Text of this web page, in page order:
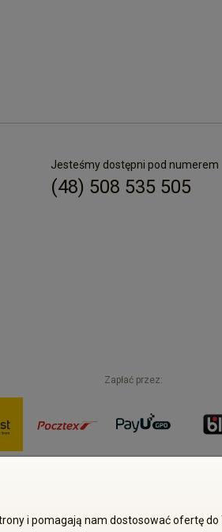
Jesteśmy dostępni pod numerem
(48) 508 535 505
Zapłać przez:
Wszelkie prawa zastrzeżone.
i pomagają nam dostosować ofertę